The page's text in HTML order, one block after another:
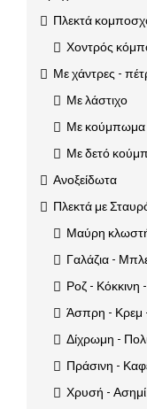
Πλεκτά
Χοντρός
Με χάντρες -
Με λάστιχο
Με κούμπωμα
Με δετό
Ανοξείδωτα
Πλεκτά με
Μαύρη
Γαλάζια -
Ροζ -
Άσπρη - Κρεμ
Δίχρωμη -
Πράσινη -
Χρυσή -